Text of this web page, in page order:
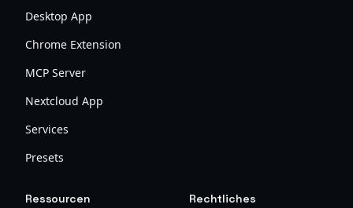
Desktop App
Chrome Extension
MCP Server
Nextcloud App
Services
Presets
Ressourcen Rechtliches